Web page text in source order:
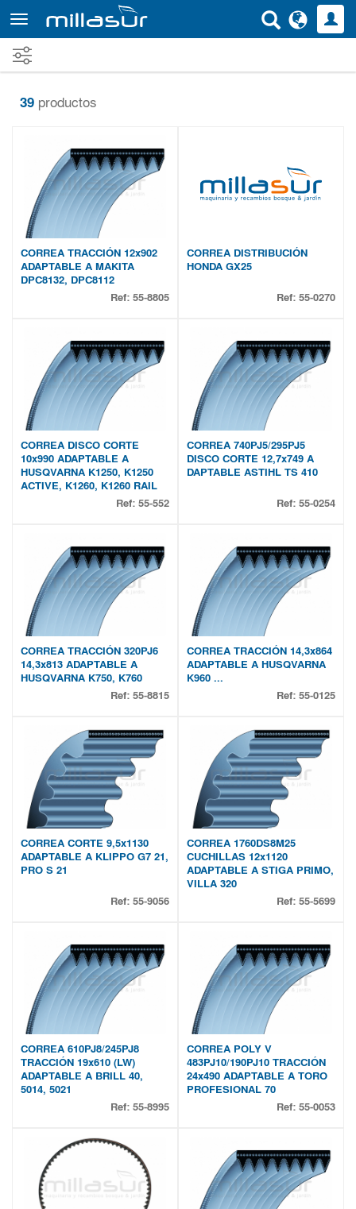
contenido
principal
39 productos
CORREA TRACCIÓN 12x902
ADAPTABLE A MAKITA
DPC8132, DPC8112
Ref: 55-8805
CORREA DISTRIBUCIÓN
HONDA GX25
Ref: 55-0270
CORREA DISCO CORTE
10x990 ADAPTABLE A
HUSQVARNA K1250, K1250
ACTIVE, K1260, K1260 RAIL
Ref: 55-552
CORREA 740PJ5/295PJ5
DISCO CORTE 12,7x749 A
DAPTABLE ASTIHL TS 410
Ref: 55-0254
CORREA TRACCIÓN 320PJ6
14,3x813 ADAPTABLE A
HUSQVARNA K750, K760
Ref: 55-8815
CORREA TRACCIÓN 14,3x864
ADAPTABLE A HUSQVARNA
K960 ...
Ref: 55-0125
CORREA CORTE 9,5x1130
ADAPTABLE A KLIPPO G7 21,
PRO S 21
Ref: 55-9056
CORREA 1760DS8M25
CUCHILLAS 12x1120
ADAPTABLE A STIGA PRIMO,
VILLA 320
Ref: 55-5699
CORREA 610PJ8/245PJ8
TRACCIÓN 19x610 (LW)
ADAPTABLE A BRILL 40,
5014, 5021
Ref: 55-8995
CORREA POLY V
483PJ10/190PJ10 TRACCIÓN
24x490 ADAPTABLE A TORO
PROFESIONAL 70
Ref: 55-0053